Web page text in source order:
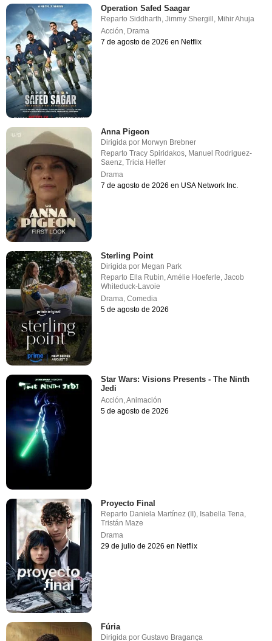
Operation Safed Saagar
RepartoSiddharth,Jimmy Shergill , Mihir Ahuja
Acción, Drama
7 de agosto de 2026 en Netflix
Anna Pigeon
Dirigida por Morwyn Brebner
RepartoTracy Spiridakos, Manuel Rodriguez-
Saenz,Tricia Helfer
Drama
7 de agosto de 2026 en USA Network Inc.
Sterling Point
Dirigida por Megan Park
Reparto Ella Rubin,Amélie Hoeferle,Jacob
Whiteduck-Lavoie
Drama,Comedia
5 de agosto de 2026
Star Wars: Visions Presents - The Ninth
Jedi
Acción,Animación
5 de agosto de 2026
Proyecto Final
Reparto Daniela Martínez (II) Isabella Tena
Tristán Maze
Drama
29 de julio de 2026 en Netflix
Fúria
Dirigida porGustavo Bragança